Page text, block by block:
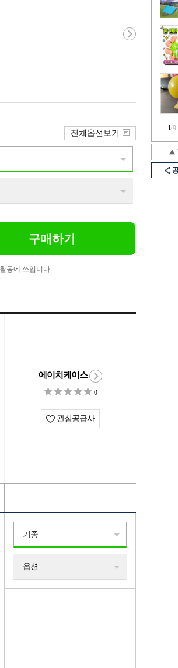
1/9
전체옵션보기
구매하기
동에 쓰입니다
에이치케이스
0
관심공급사
기종
옵션